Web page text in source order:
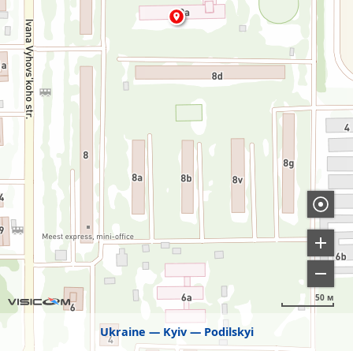
Ukraine Kyiv Podilskyi
50 м